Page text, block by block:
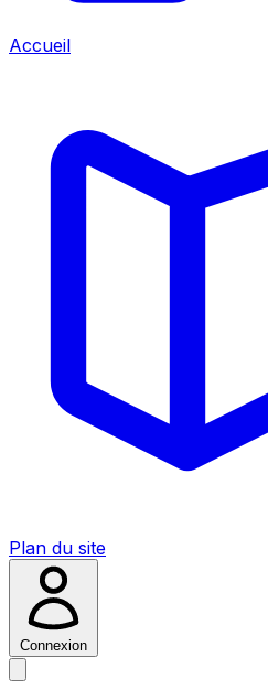
Accueil
Plan du site
Connexion